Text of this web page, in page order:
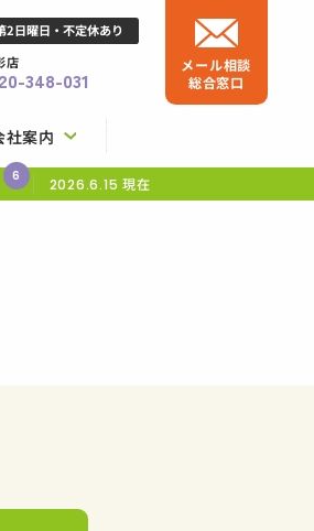
社案内
2日曜日・不定休あり
店
348-031
メール相談
総合窓口
6 2026.6.15 現在